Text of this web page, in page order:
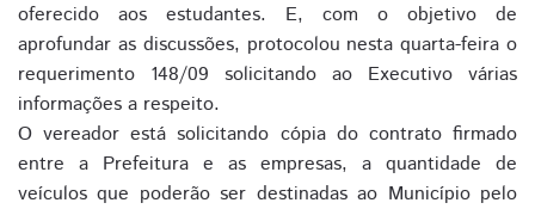
oferecido aos estudantes. E, com o objetivo de
aprofundar as discussões, protocolou nesta quarta-feira o
requerimento 148/09 solicitando ao Executivo várias
informações a respeito.
O vereador está solicitando cópia do contrato firmado
entre a Prefeitura e as empresas, a quantidade de
veículos que poderão ser destinadas ao Município pelo